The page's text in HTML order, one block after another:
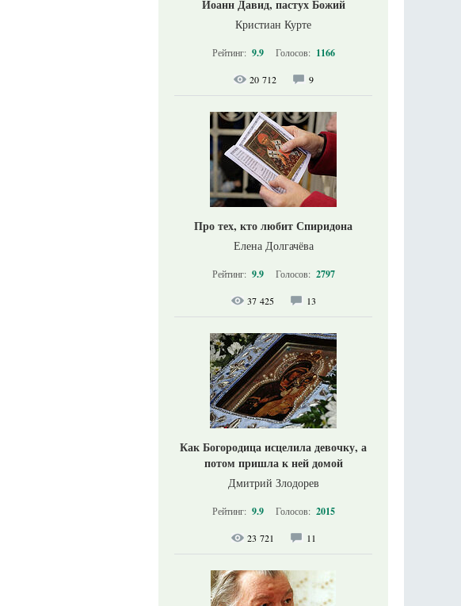
Иоанн Давид, пастух Божий
Кристиан Курте
Рейтинг: 9.9 Голосов: 1166
20 712 9
Про тех, кто любит Спиридона
Елена Долгачёва
Рейтинг: 9.9 Голосов: 2797
37 425 13
Как Богородица исцелила девочку, а
потом пришла к ней домой
Дмитрий Злодорев
Рейтинг: 9.9 Голосов: 2015
23 721 11